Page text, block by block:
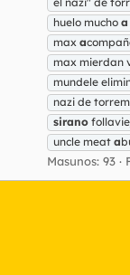
huelo mucho a
max a
max mierdan
mundele
nazi de
sirano
uncle meat a
Masunos: 93